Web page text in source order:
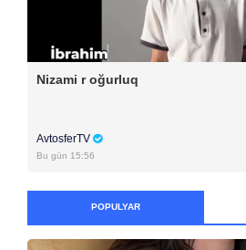
Nizami r oğurluq
AvtosferTV
Bu gün 15:56
POPULYAR